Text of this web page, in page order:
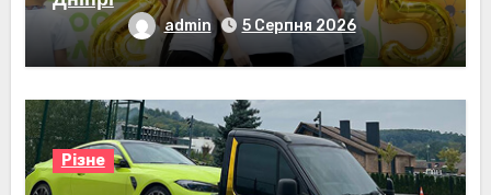
admin 5 Серпня 2026
Різне